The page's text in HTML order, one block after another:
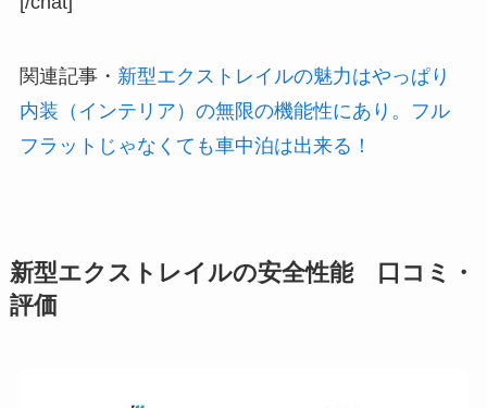
関連記事・ 新型エクストレイルの魅力はやっぱり
内装（インテリア）の無限の機能性にあり。フル
フラットじゃなくても車中泊は出来る！
新型エクストレイルの安全性能 口コミ・
評価